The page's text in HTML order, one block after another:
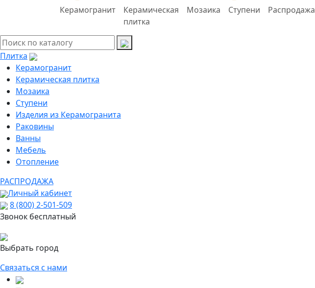
Керамогранит
Керамическая
плитка
Мозаика Ступени Распродажа
Плитка
Керамогранит
Керамическая плитка
Мозаика
Ступени
Изделия из Керамогранита
Раковины
Ванны
Мебель
Отопление
РАСПРОДАЖА
Личный кабинет
8 (800) 2-501-509
Звонок бесплатный
Выбрать город
Связаться с нами